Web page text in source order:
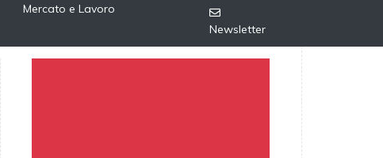
Mercato e Lavoro
Newsletter